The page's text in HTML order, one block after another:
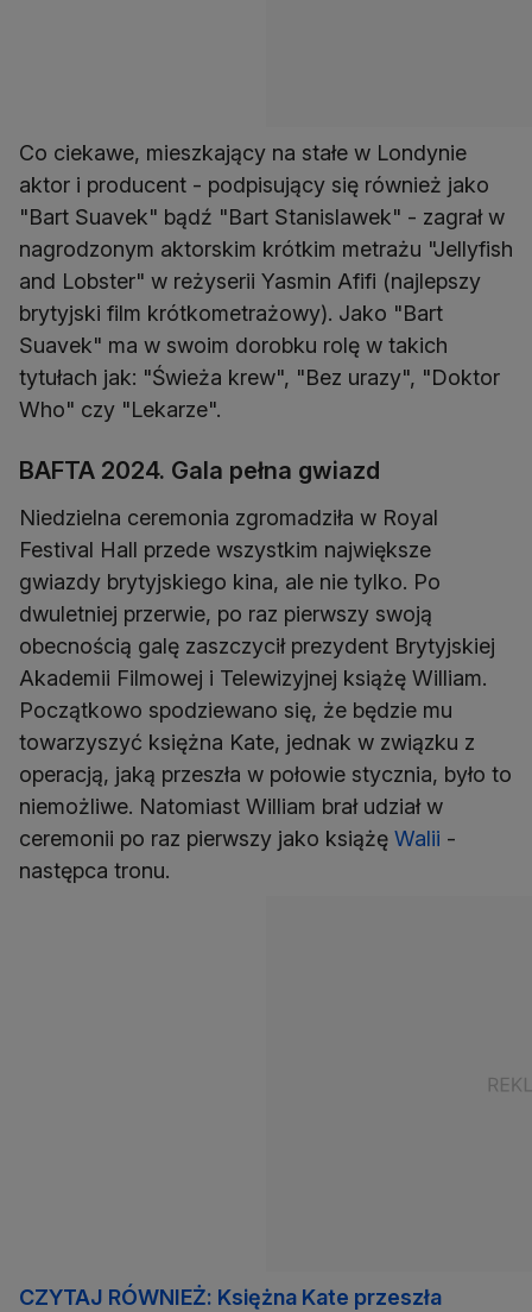
Co ciekawe, mieszkający na stałe w Londynie
aktor i producent - podpisujący się również jako
"Bart Suavek" bądź "Bart Stanislawek" - zagrał w
nagrodzonym aktorskim krótkim metrażu "Jellyfish
and Lobster" w reżyserii Yasmin Afifi (najlepszy
brytyjski film krótkometrażowy). Jako "Bart
Suavek" ma w swoim dorobku rolę w takich
tytułach jak: "Świeża krew", "Bez urazy", "Doktor
Who" czy "Lekarze".
BAFTA 2024. Gala pełna gwiazd
Niedzielna ceremonia zgromadziła w Royal
Festival Hall przede wszystkim największe
gwiazdy brytyjskiego kina, ale nie tylko. Po
dwuletniej przerwie, po raz pierwszy swoją
obecnością galę zaszczycił prezydent Brytyjskiej
Akademii Filmowej i Telewizyjnej książę William.
Początkowo spodziewano się, że będzie mu
towarzyszyć księżna Kate, jednak w związku z
operacją, jaką przeszła w połowie stycznia, było to
niemożliwe. Natomiast William brał udział w
ceremonii po raz pierwszy jako książę Walii -
następca tronu.
CZYTAJ RÓWNIEŻ: Księżna Kate przeszła